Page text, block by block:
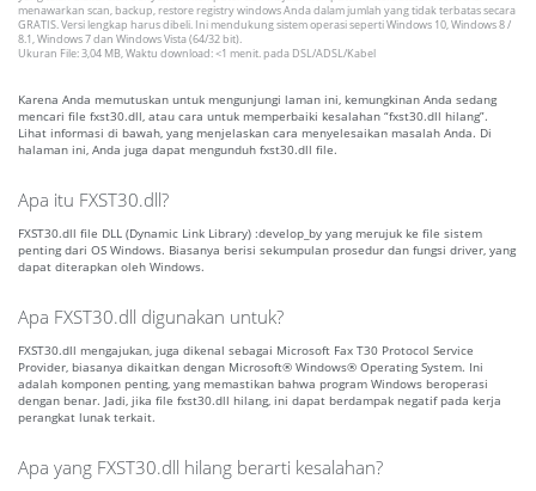
menawarkan scan, backup, restore registry windows Anda dalam jumlah yang tidak terbatas secara
GRATIS. Versi lengkap harus dibeli. Ini mendukung sistem operasi seperti Windows 10, Windows 8 /
8.1, Windows 7 dan Windows Vista (64/32 bit).
Ukuran File: 3,04 MB, Waktu download: <1 menit. pada DSL/ADSL/Kabel
Karena Anda memutuskan untuk mengunjungi laman ini, kemungkinan Anda sedang
mencari file fxst30.dll, atau cara untuk memperbaiki kesalahan “fxst30.dll hilang”.
Lihat informasi di bawah, yang menjelaskan cara menyelesaikan masalah Anda. Di
halaman ini, Anda juga dapat mengunduh fxst30.dll file.
Apa itu FXST30.dll?
FXST30.dll file DLL (Dynamic Link Library) :develop_by yang merujuk ke file sistem
penting dari OS Windows. Biasanya berisi sekumpulan prosedur dan fungsi driver, yang
dapat diterapkan oleh Windows.
Apa FXST30.dll digunakan untuk?
FXST30.dll mengajukan, juga dikenal sebagai Microsoft Fax T30 Protocol Service
Provider, biasanya dikaitkan dengan Microsoft® Windows® Operating System. Ini
adalah komponen penting, yang memastikan bahwa program Windows beroperasi
dengan benar. Jadi, jika file fxst30.dll hilang, ini dapat berdampak negatif pada kerja
perangkat lunak terkait.
Apa yang FXST30.dll hilang berarti kesalahan?